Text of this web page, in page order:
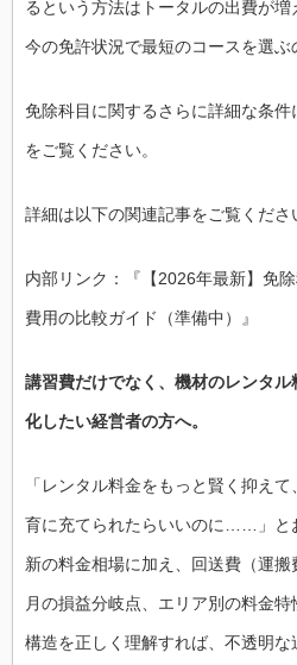
るという方法はトータルの出費が増
今の免許状況で最短のコースを選ぶ
免除科目に関するさらに詳細な条
をご覧ください。
詳細は以下の関連記事をご覧くださ
内部リンク：『【2026年最新】免
費用の比較ガイド（準備中）』
講習費だけでなく、機材のレンタ
化したい経営者の方へ。
「レンタル料金をもっと賢く抑え
育に充てられたらいいのに……」と
新の料金相場に加え、回送費（運
月の損益分岐点、エリア別の料金
構造を正しく理解すれば、不透明